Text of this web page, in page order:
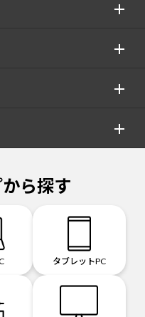
ら探す
タブレットPC